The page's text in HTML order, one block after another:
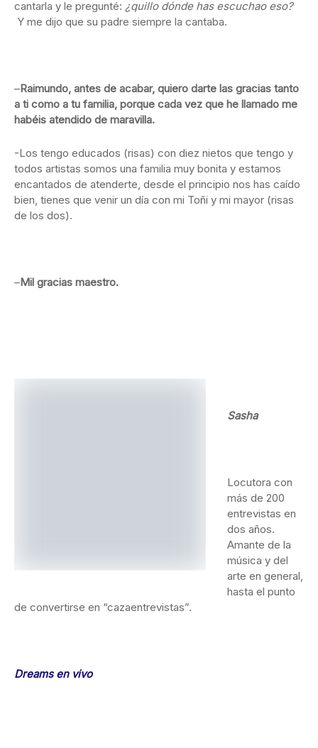
cantarla y le pregunté: ¿quillo dónde has escuchao eso?
Y me dijo que su padre siempre la cantaba.
–Raimundo, antes de acabar, quiero darte las gracias tanto
a ti como a tu familia, porque cada vez que he llamado me
habéis atendido de maravilla.
-Los tengo educados (risas) con diez nietos que tengo y
todos artistas somos una familia muy bonita y estamos
encantados de atenderte, desde el principio nos has caído
bien, tienes que venir un día con mi Toñi y mi mayor (risas
de los dos).
–Mil gracias maestro.
Locutora con más de 200 entrevistas en dos años. Amante
de la música y del arte en general, hasta el punto de